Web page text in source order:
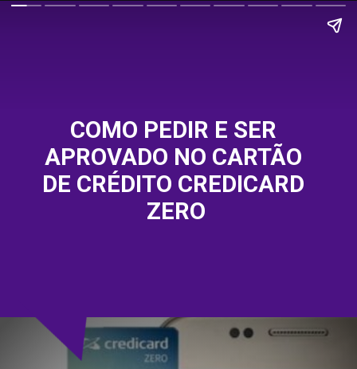
COMO PEDIR E SER
APROVADO NO CARTÃO
DE CRÉDITO CREDICARD
ZERO